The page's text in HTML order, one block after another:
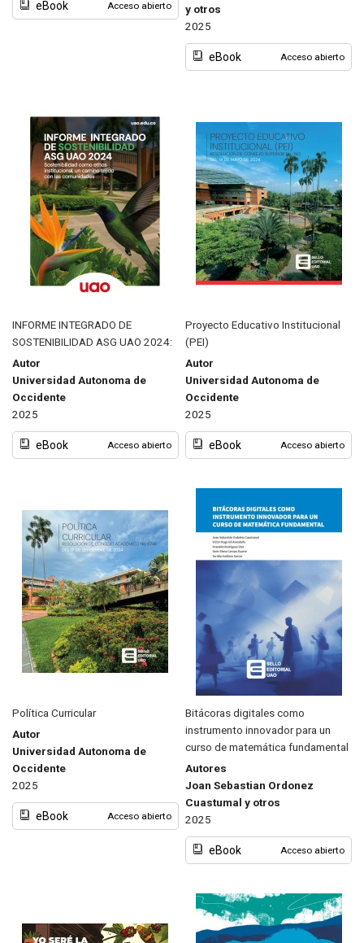
eBook Acceso abierto
y otros
2025
eBook Acceso abierto
INFORME INTEGRADO DE
SOSTENIBILIDAD ASG UAO 2024:
Autor
Universidad Autonoma de
Occidente
2025
eBook Acceso abierto
Proyecto Educativo Institucional
(PEI)
Autor
Universidad Autonoma de
Occidente
2025
eBook Acceso abierto
Política Curricular
Autor
Universidad Autonoma de
Occidente
2025
eBook Acceso abierto
Bitácoras digitales como
instrumento innovador para un
curso de matemática fundamental
Autores
Joan Sebastian Ordonez
Cuastumal y otros
2025
eBook Acceso abierto